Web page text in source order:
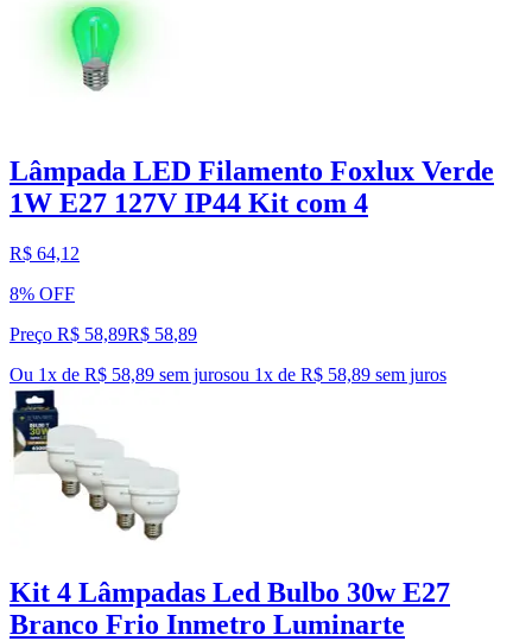
Lâmpada LED Filamento Foxlux Verde
1W E27 127V IP44 Kit com 4
R$ 64,12
8% OFF
Preço R$ 58,89R$ 58,89
Ou 1x de R$ 58,89 sem jurosou 1x de R$ 58,89 sem juros
Kit 4 Lâmpadas Led Bulbo 30w E27
Branco Frio Inmetro Luminarte